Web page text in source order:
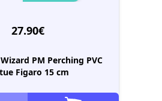
27.90€
PM Perching PVC
Figaro 15 cm